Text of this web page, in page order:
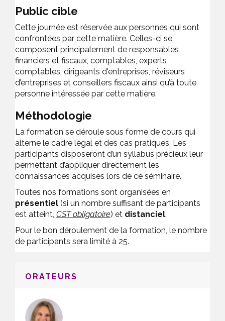
Public cible
Cette journée est réservée aux personnes qui sont
confrontées par cette matière. Celles-ci se
composent principalement de responsables
financiers et fiscaux, comptables, experts
comptables, dirigeants d'entreprises, réviseurs
d’entreprises et conseillers fiscaux ainsi qu’à toute
personne intéressée par cette matière.
Méthodologie
La formation se déroule sous forme de cours qui
alterne le cadre légal et des cas pratiques. Les
participants disposeront d’un syllabus précieux leur
permettant d’appliquer directement les
connaissances acquises lors de ce séminaire.
Toutes nos formations sont organisées en
présentiel (si un nombre suffisant de participants
est atteint, CST obligatoire) et distanciel.
Pour le bon déroulement de la formation, le nombre
de participants sera limité à 25.
ORATEURS